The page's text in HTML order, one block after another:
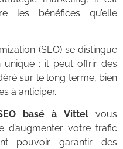
les bénéfices qu’elle
(SEO) se distingue
unique : il peut offrir des
sur le long terme, bien
à anticiper.
basé à Vittelvous
d’augmenter votre trafic
pouvoir garantir des